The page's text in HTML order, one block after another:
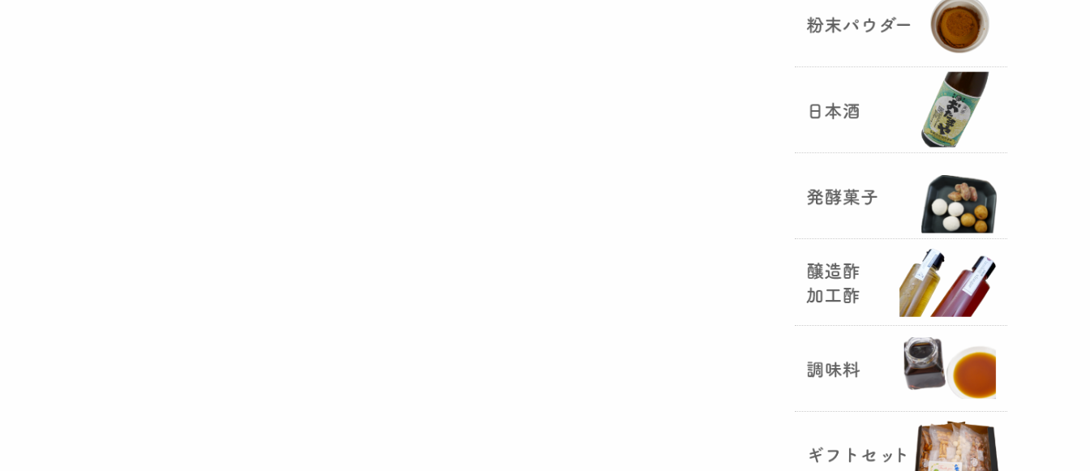
国産（熊本産）の大麦に白麹菌を
つけて丁寧に培養して『大麦白
』が完成しました！大麦麹から
の旨みと、白麹から生成される天
然のクエン酸（酸味）が良き製品
を創出してくれることです。塩麹
作りや米麹や大麦麹とブレンドし
ての味噌作りなど、次の食のステ
ージに・・・
R6年 クロ黒麹が出来ました
♪（2025年01月15日）